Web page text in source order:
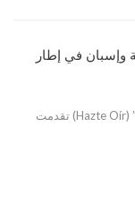
وإسبان في إطار
أفادت وسائل إعلام إسبانية بأن جمعية “هازتي أوير” (Hazte Oír) تقدمت